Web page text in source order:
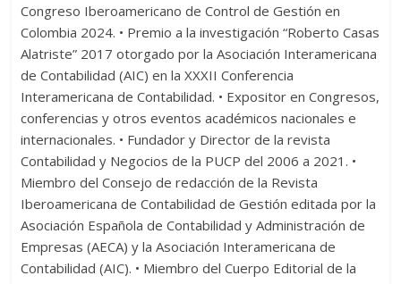
Congreso Iberoamericano de Control de Gestión en
Colombia 2024. • Premio a la investigación “Roberto Casas
Alatriste” 2017 otorgado por la Asociación Interamericana
de Contabilidad (AIC) en la XXXII Conferencia
Interamericana de Contabilidad. • Expositor en Congresos,
conferencias y otros eventos académicos nacionales e
internacionales. • Fundador y Director de la revista
Contabilidad y Negocios de la PUCP del 2006 a 2021. •
Miembro del Consejo de redacción de la Revista
Iberoamericana de Contabilidad de Gestión editada por la
Asociación Española de Contabilidad y Administración de
Empresas (AECA) y la Asociación Interamericana de
Contabilidad (AIC). • Miembro del Cuerpo Editorial de la